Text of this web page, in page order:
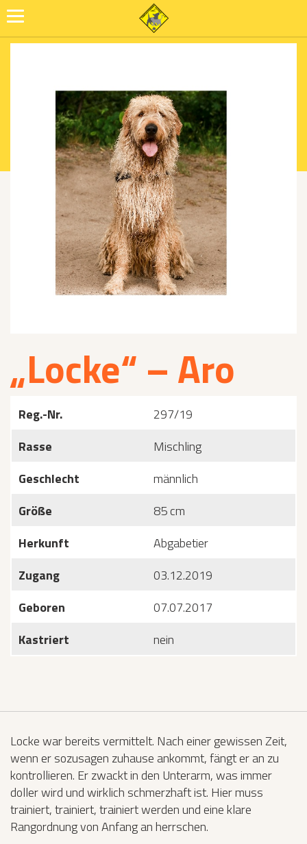
„Locke“ – Aro
Reg.-Nr.
297/19
Rasse
Mischling
Geschlecht
männlich
Größe
85 cm
Herkunft
Abgabetier
Zugang
03.12.2019
Geboren
07.07.2017
Kastriert
nein
Locke war bereits vermittelt. Nach einer gewissen Zeit,
wenn er sozusagen zuhause ankommt, fängt er an zu
kontrollieren. Er zwackt in den Unterarm, was immer
doller wird und wirklich schmerzhaft ist. Hier muss
trainiert, trainiert, trainiert werden und eine klare
Rangordnung von Anfang an herrschen.